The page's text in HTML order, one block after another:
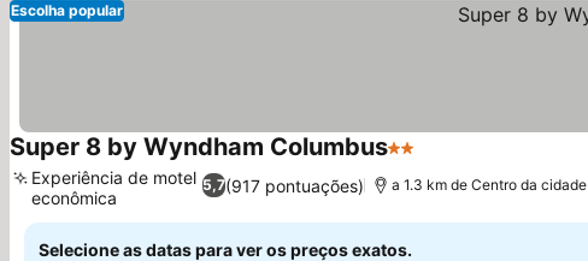
Escolha popular
Super 8 by Wyndham Columbus2 Estrelas
5,7(917 pontuações)
Experiência de motel
econômica
a 1.3 km de Centro da cidade
Selecione as datas para ver os preços exatos.